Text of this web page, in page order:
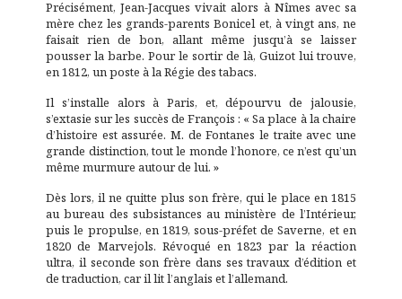
Précisément, Jean-Jacques vivait alors à Nîmes avec sa
mère chez les grands-parents Bonicel et, à vingt ans, ne
faisait rien de bon, allant même jusqu’à se laisser
pousser la barbe. Pour le sortir de là, Guizot lui trouve,
en 1812, un poste à la Régie des tabacs.
Il s’installe alors à Paris, et, dépourvu de jalousie,
s’extasie sur les succès de François : « Sa place à la chaire
d’histoire est assurée. M. de Fontanes le traite avec une
grande distinction, tout le monde l’honore, ce n’est qu’un
même murmure autour de lui. »
Dès lors, il ne quitte plus son frère, qui le place en 1815
au bureau des subsistances au ministère de l’Intérieur,
puis le propulse, en 1819, sous-préfet de Saverne, et en
1820 de Marvejols. Révoqué en 1823 par la réaction
ultra, il seconde son frère dans ses travaux d’édition et
de traduction, car il lit l’anglais et l’allemand.